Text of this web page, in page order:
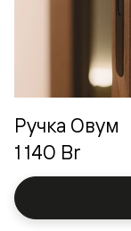
Ручка Овум
1 140 Br